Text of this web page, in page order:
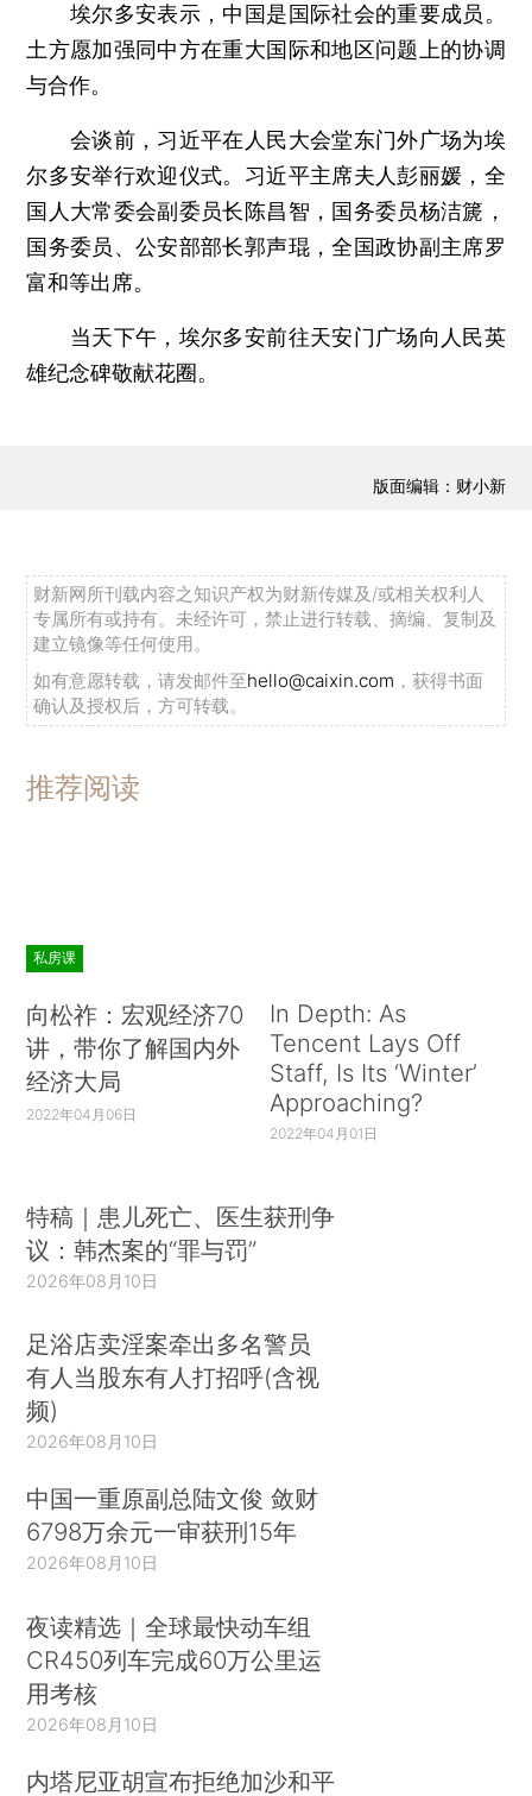
埃尔多安表示，中国是国际社会的重要成员。
土方愿加强同中方在重大国际和地区问题上的协调
与合作。
会谈前，习近平在人民大会堂东门外广场为埃
尔多安举行欢迎仪式。习近平主席夫人彭丽媛，全
国人大常委会副委员长陈昌智，国务委员杨洁篪，
国务委员、公安部部长郭声琨，全国政协副主席罗
富和等出席。
当天下午，埃尔多安前往天安门广场向人民英
雄纪念碑敬献花圈。
版面编辑：财小新
财新网所刊载内容之知识产权为财新传媒及/或相关权利人
专属所有或持有。未经许可，禁止进行转载、摘编、复制及
建立镜像等任何使用。
如有意愿转载，请发邮件至hello@caixin.com ，获得书面
确认及授权后，方可转载。
推荐阅读
私房课
向松祚：宏观经济70
讲，带你了解国内外
经济大局
2022年04月06日
In Depth: As
Tencent Lays Off
Staff, Is Its ‘Winter’
Approaching?
2022年04月01日
特稿｜患儿死亡、医生获刑争
议：韩杰案的“罪与罚”
2026年08月10日
足浴店卖淫案牵出多名警员
有人当股东有人打招呼(含视
频)
2026年08月10日
中国一重原副总陆文俊 敛财
6798万余元一审获刑15年
2026年08月10日
夜读精选｜全球最快动车组
CR450列车完成60万公里运
用考核
2026年08月10日
内塔尼亚胡宣布拒绝加沙和平